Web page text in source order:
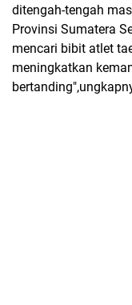
ditengah-tengah
Provinsi Sumatera
mencari bibit atlet
meningkatkan